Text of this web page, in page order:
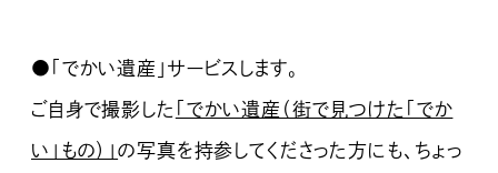
●「でかい遺産」サービスします。
ご自身で撮影した 「でかい遺産（街で見つけた「でか
い」もの）」の写真を持参してくださった方にも、ちょっ